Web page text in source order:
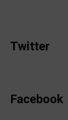
Twitter
Facebook